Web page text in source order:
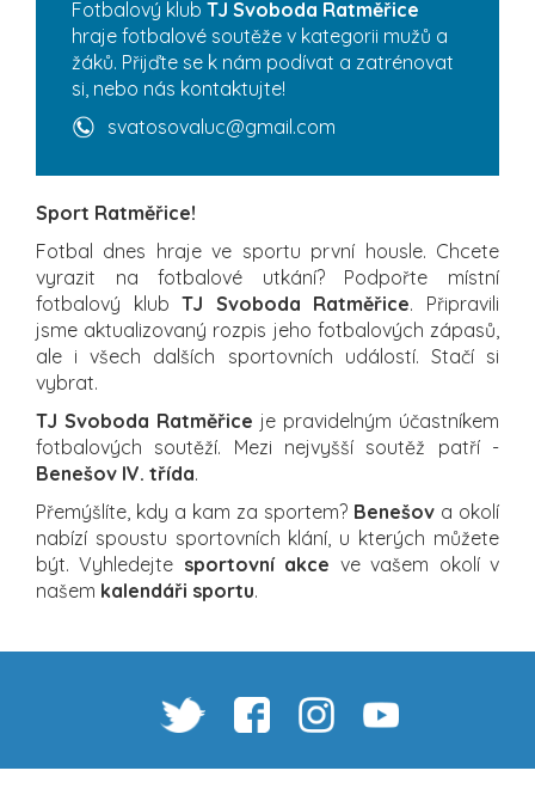
Fotbalový klub TJ Svoboda Ratměřice
hraje fotbalové soutěže v kategorii mužů a
žáků. Přijďte se k nám podívat a zatrénovat
si, nebo nás kontaktujte!
svatosovaluc@gmail.com
Sport Ratměřice!
Fotbal dnes hraje ve sportu první housle. Chcete
vyrazit na fotbalové utkání? Podpořte místní
fotbalový klubTJ Svoboda Ratměřice. Připravili
jsme aktualizovaný rozpis jeho fotbalových zápasů,
ale i všech dalších sportovních událostí. Stačí si
vybrat.
TJ Svoboda Ratměřice je pravidelným účastníkem
fotbalových soutěží. Mezi nejvyšší soutěž patří -
Benešov IV. třída.
Přemýšlíte, kdy a kam za sportem? Benešov a okolí
nabízí spoustu sportovních klání, u kterých můžete
být. Vyhledejte sportovní akce ve vašem okolí v
našem kalendáři sportu.